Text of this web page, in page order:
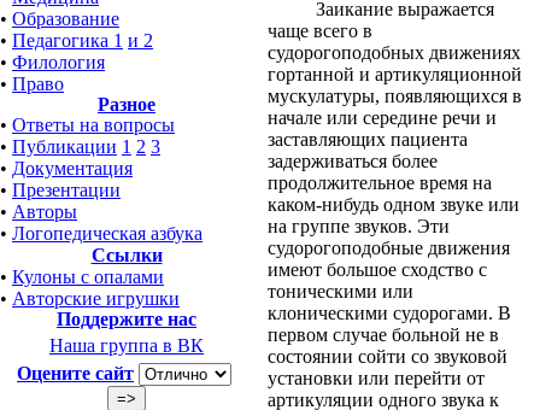
• Образование
• Педагогика 1 и 2
• Филология
• Право
Разное
• Ответы на вопросы
• Публикации 1 2 3
• Документация
• Презентации
• Авторы
• Логопедическая азбука
Ссылки
• Кулоны с опалами
• Авторские игрушки
Поддержите нас
Наша группа в ВК
Оцените сайт
Заикание выражается
чаще всего в
судорогоподобных движениях
гортанной и артикуляционной
мускулатуры, появляющихся в
начале или середине речи и
заставляющих пациента
задерживаться более
продолжительное время на
каком-нибудь одном звуке или
на группе звуков. Эти
судорогоподобные движения
имеют большое сходство с
тоническими или
клоническими судорогами. В
первом случае больной не в
состоянии сойти со звуковой
установки или перейти от
артикуляции одного звука к